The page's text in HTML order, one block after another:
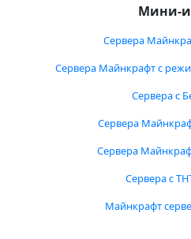
Мини-
Сервера
Сервера Майнкрафт с
Сервера с
Сервера
Сервера
Сервера с
Майнкрафт